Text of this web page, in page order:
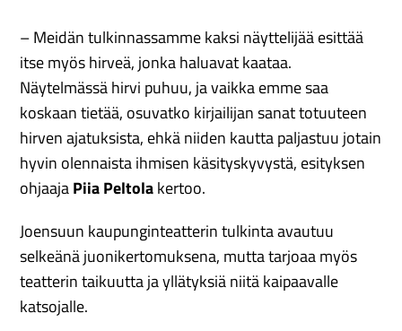
– Meidän tulkinnassamme kaksi näyttelijää esittää
itse myös hirveä, jonka haluavat kaataa.
Näytelmässä hirvi puhuu, ja vaikka emme saa
koskaan tietää, osuvatko kirjailijan sanat totuuteen
hirven ajatuksista, ehkä niiden kautta paljastuu jotain
hyvin olennaista ihmisen käsityskyvystä, esityksen
ohjaajaPiia Peltolakertoo.
Joensuun kaupunginteatterin tulkinta avautuu
selkeänä juonikertomuksena, mutta tarjoaa myös
teatterin taikuutta ja yllätyksiä niitä kaipaavalle
katsojalle.